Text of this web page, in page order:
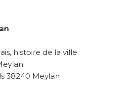
histoire de la ville
38240 Meylan